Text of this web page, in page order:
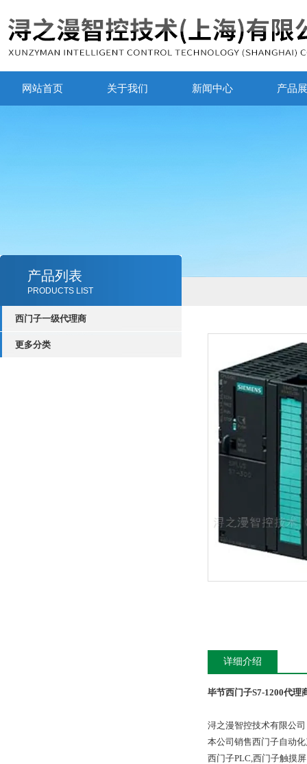
网站首页 关于我们 新闻中心 产品
产品列表
PRODUCTS LIST
西门子一级代理商
更多分类
详细介绍
毕节西门子S7-1200代理
浔之漫智控技术有限公
本公司销售西门子自动
西门子PLC,西门子触摸